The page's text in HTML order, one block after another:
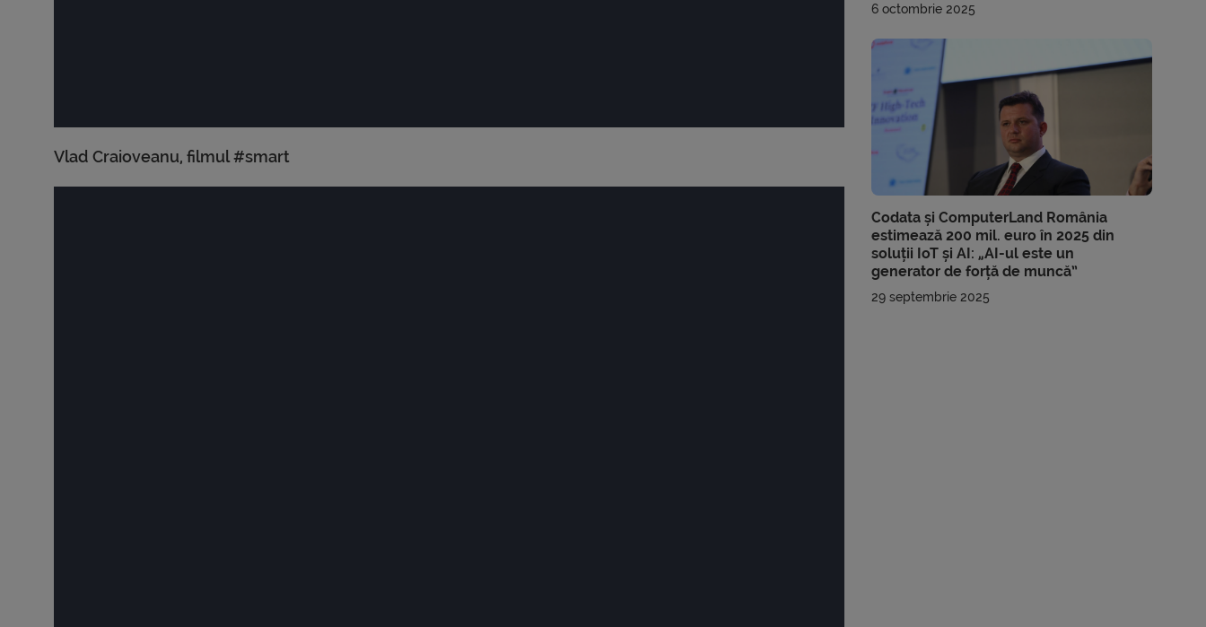
Vlad Craioveanu, filmul #smart
6 octombrie 2025
Codata și ComputerLand România
estimează 200 mil. euro în 2025 din
soluții IoT și AI: „AI-ul este un
generator de forță de muncă”
29 septembrie 2025